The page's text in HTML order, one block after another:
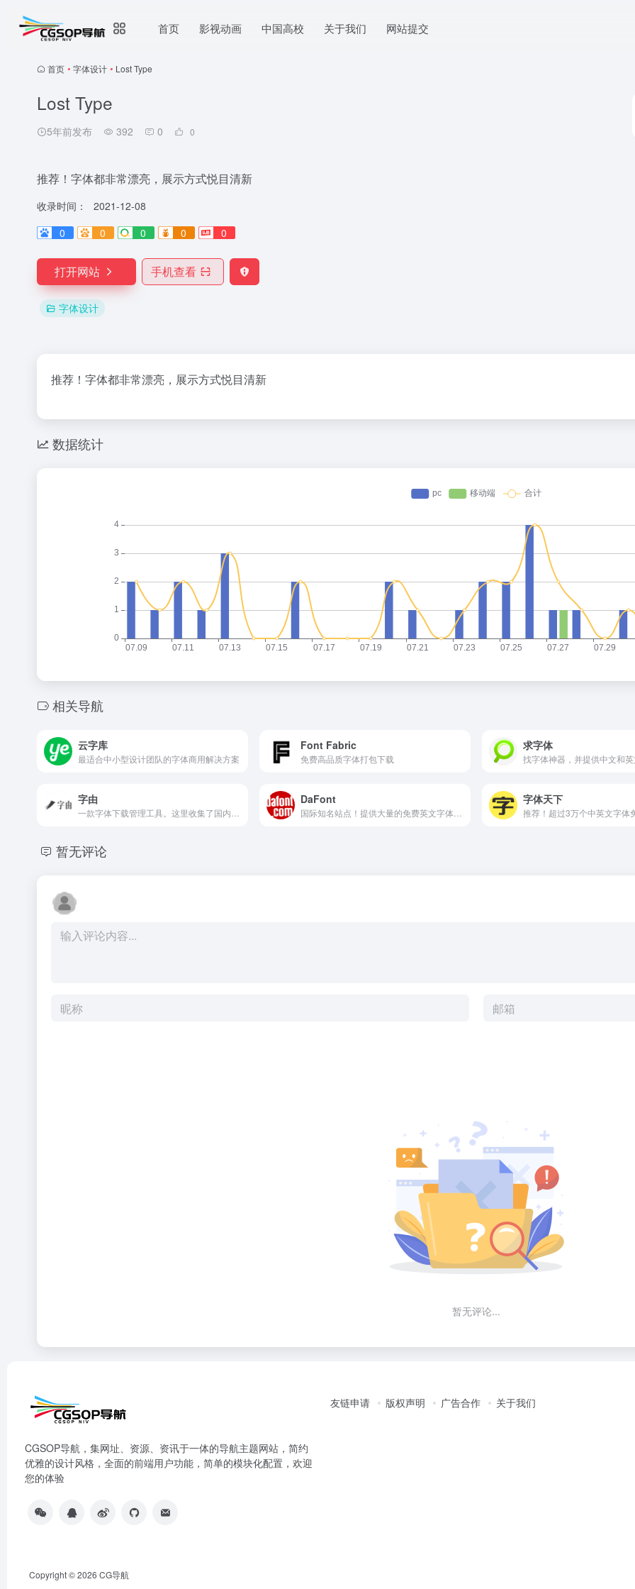
首页 影视动画 中国高校 关于我们 网站提交
首页 • 字体设计 • Lost Type
Lost Type
5年前发布 392 0 0
推荐！字体都非常漂亮，展示方式悦目清新
收录时间：
2021-12-08
0
0 0 0 0
打开网站 手机查看
字体设计
推荐！字体都非常漂亮，展示方式悦目清新
数据统计
相关导航
云字库
最适合中小型设计团队的字体商用解决方案
Font Fabric
免费高品质字体打包下载
求字体
找字体神器，并提供中文和
字由 DaFont 字体天下
推荐！超过3万个中英文字体
暂无评论
暂无评论...
CGSOP导航，集网址、资源、资讯于一体的导航主题网站，简约
优雅的设计风格，全面的前端用户功能，简单的模块化配置，欢迎
您的体验
友链申请 版权声明 广告合作 关于我们
Copyright © 2026 CG导航